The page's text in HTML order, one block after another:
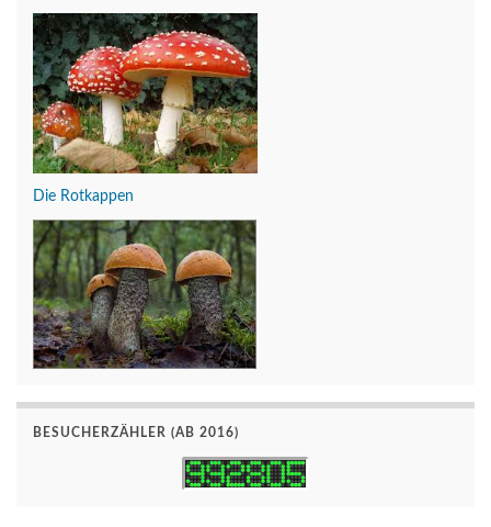
Die Rotkappen
BESUCHERZÄHLER (AB 2016)